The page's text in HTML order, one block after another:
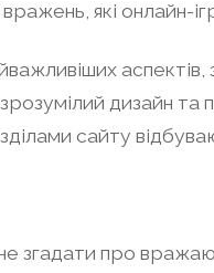
вражень, які онлайн-
зрозумілий дизайн
сайту
згадати про